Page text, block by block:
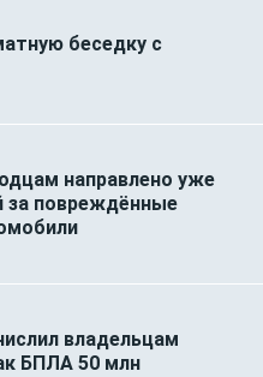
беседку с
направлено уже
за повреждённые
владельцам
БПЛА 50 млн